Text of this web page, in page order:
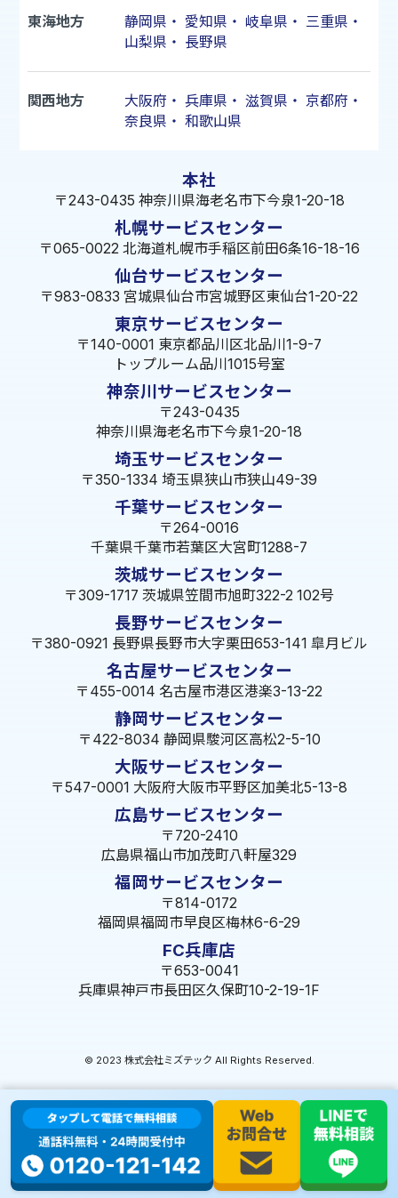
東海地方 静岡県 ・ 愛知県 ・ 岐阜県 ・ 三重県 ・
山梨県 ・ 長野県
関西地方 大阪府 ・ 兵庫県 ・ 滋賀県 ・ 京都府 ・
奈良県 ・ 和歌山県
本社
〒243-0435 神奈川県海老名市下今泉1-20-18
札幌サービスセンター
〒065-0022 北海道札幌市手稲区前田6条16-18-16
仙台サービスセンター
〒983-0833 宮城県仙台市宮城野区東仙台1-20-22
東京サービスセンター
〒140-0001 東京都品川区北品川1-9-7
トップルーム品川1015号室
神奈川サービスセンター
〒243-0435
神奈川県海老名市下今泉1-20-18
埼玉サービスセンター
〒350-1334 埼玉県狭山市狭山49-39
千葉サービスセンター
〒264-0016
千葉県千葉市若葉区大宮町1288-7
茨城サービスセンター
〒309-1717 茨城県笠間市旭町322-2 102号
長野サービスセンター
〒380-0921 長野県長野市大字栗田653-141 皐月ビル
名古屋サービスセンター
〒455-0014 名古屋市港区港楽3-13-22
静岡サービスセンター
〒422-8034 静岡県駿河区高松2-5-10
大阪サービスセンター
〒547-0001 大阪府大阪市平野区加美北5-13-8
広島サービスセンター
〒720-2410
広島県福山市加茂町八軒屋329
福岡サービスセンター
〒814-0172
福岡県福岡市早良区梅林6-6-29
FC兵庫店
〒653-0041
兵庫県神戸市長田区久保町10-2-19-1F
© 2023 株式会社ミズテック All Rights Reserved.